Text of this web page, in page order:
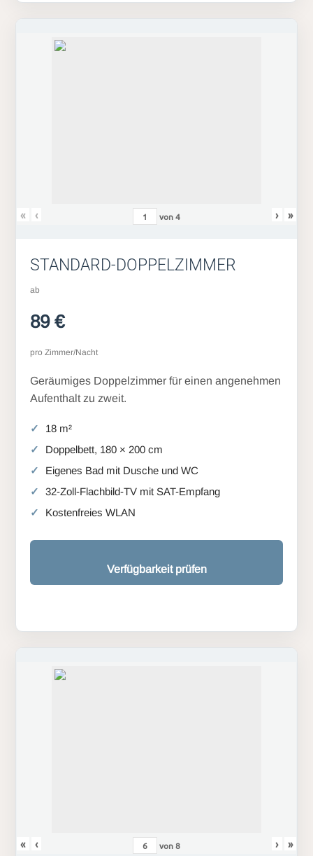
« ‹ von4 › »
STANDARD-DOPPELZIMMER
ab
89 €
pro Zimmer/Nacht
Geräumiges Doppelzimmer für einen angenehmen
Aufenthalt zu zweit.
18 m²
Doppelbett, 180 × 200 cm
Eigenes Bad mit Dusche und WC
32-Zoll-Flachbild-TV mit SAT-Empfang
Kostenfreies WLAN
Verfügbarkeit prüfen
« ‹ von8 › »